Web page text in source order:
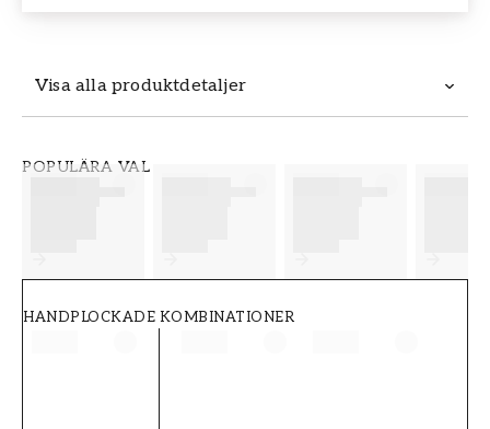
Visa alla produktdetaljer
POPULÄRA VAL
HANDPLOCKADE KOMBINATIONER